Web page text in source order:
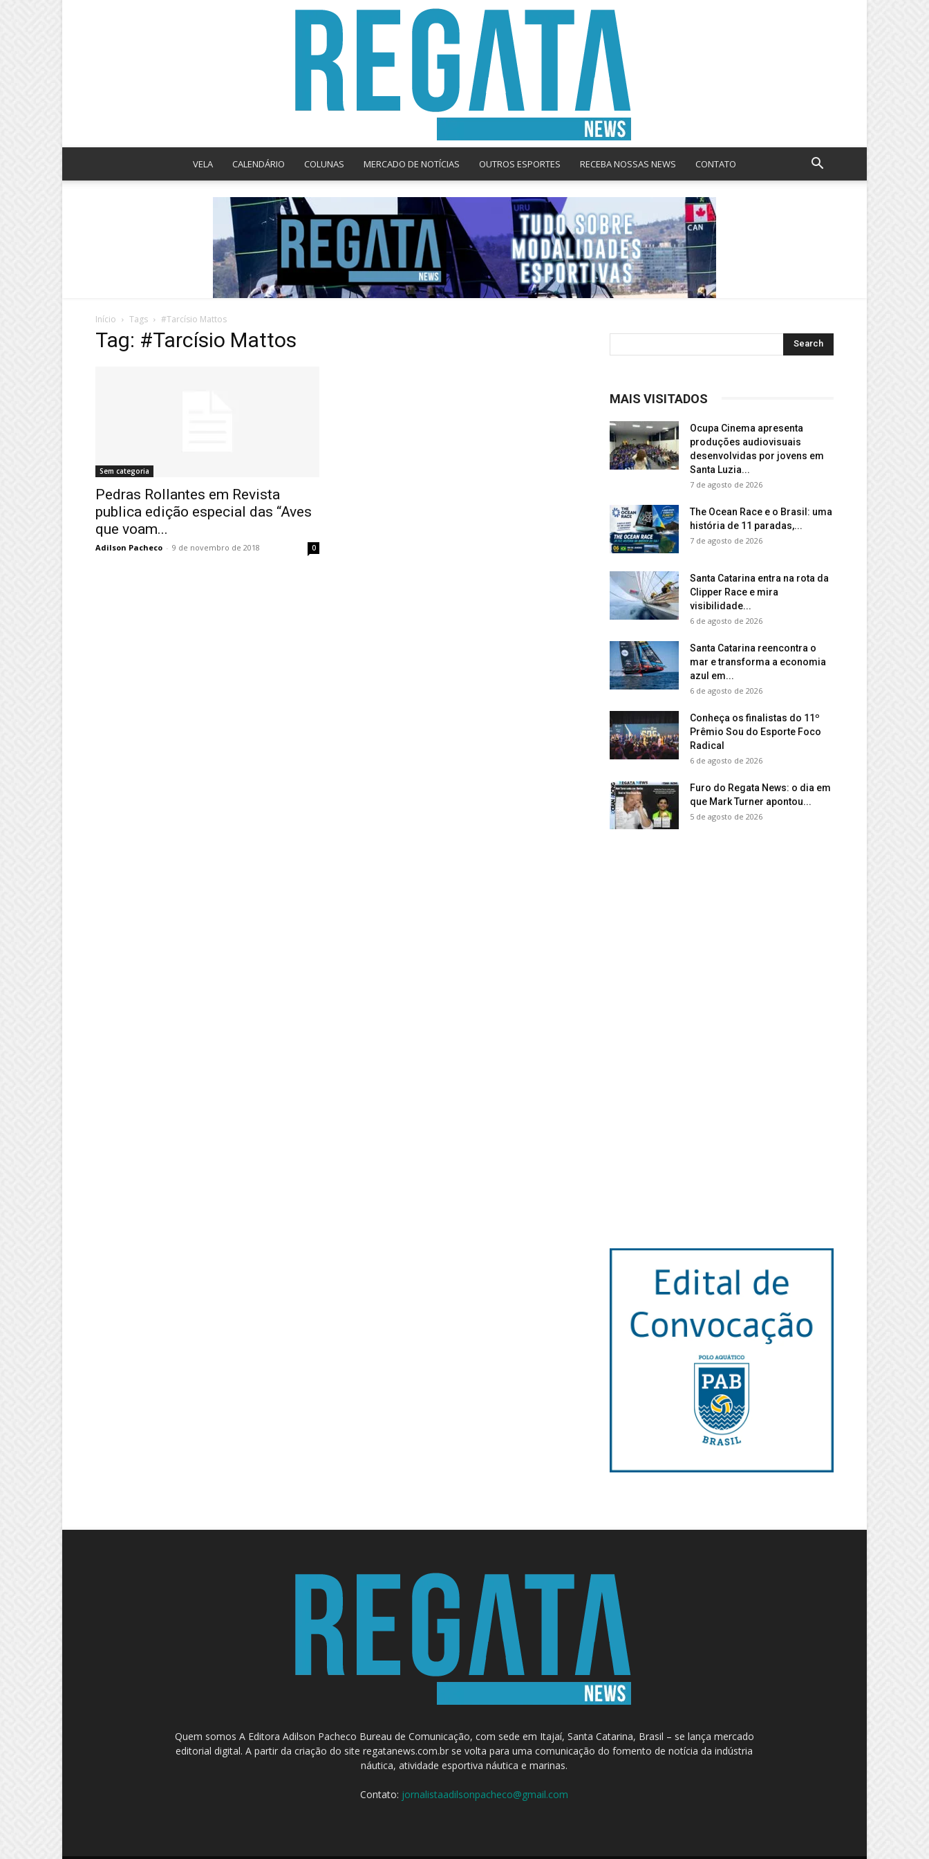
News
VELA CALENDÁRIO COLUNAS MERCADO DE NOTÍCIAS OUTROS ESPORTES RECEBA NOSSAS NEWS CONTATO
Início Tags #Tarcísio Mattos
Tag: #Tarcísio Mattos
Sem categoria
Pedras Rollantes em Revista
publica edição especial das “Aves
que voam...
Adilson Pacheco - 9 de novembro de 2018 0
MAIS VISITADOS
Ocupa Cinema apresenta
produções audiovisuais
desenvolvidas por jovens em
Santa Luzia...
7 de agosto de 2026
The Ocean Race e o Brasil: uma
história de 11 paradas,...
7 de agosto de 2026
Santa Catarina entra na rota da
Clipper Race e mira
visibilidade...
6 de agosto de 2026
Santa Catarina reencontra o
mar e transforma a economia
azul em...
6 de agosto de 2026
Conheça os finalistas do 11º
Prêmio Sou do Esporte Foco
Radical
6 de agosto de 2026
Furo do Regata News: o dia em
que Mark Turner apontou...
5 de agosto de 2026
Quem somos A Editora Adilson Pacheco Bureau de Comunicação, com sede em Itajaí, Santa Catarina, Brasil – se lança mercado
editorial digital. A partir da criação do site regatanews.com.br se volta para uma comunicação do fomento de notícia da indústria
náutica, atividade esportiva náutica e marinas.
Contato: jornalistaadilsonpacheco@gmail.com